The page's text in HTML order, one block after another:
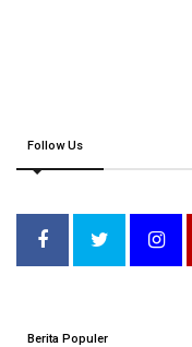
Follow Us
Berita Populer